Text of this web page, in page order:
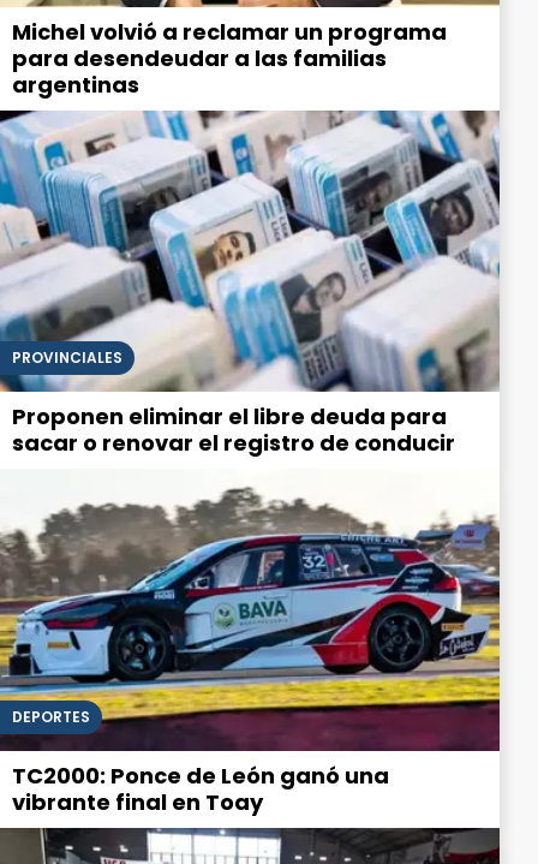
Michel volvió a reclamar un programa
para desendeudar a las familias
argentinas
PROVINCIALES
Proponen eliminar el libre deuda para
sacar o renovar el registro de conducir
DEPORTES
TC2000: Ponce de León ganó una
vibrante final en Toay